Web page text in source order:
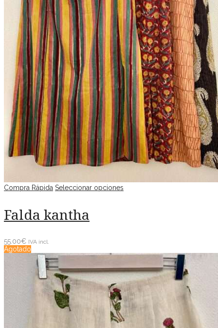
Compra Rápida Seleccionar opciones
Falda kantha
55.00€ IVA incl.
Agotado